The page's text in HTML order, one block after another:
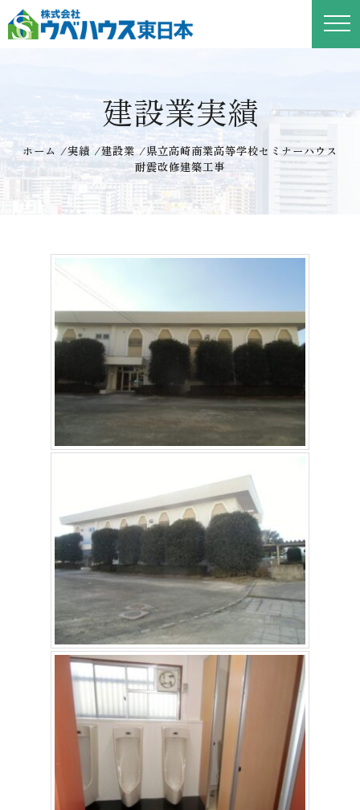
建設業実績
ホーム /実績/建設業 /県立高崎商業高等学校セミナーハウス
耐震改修建築工事